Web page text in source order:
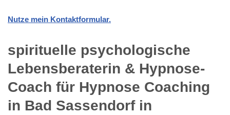
Nutze mein Kontaktformular.
spirituelle psychologische
Lebensberaterin & Hypnose-
Coach für Hypnose Coaching
in Bad Sassendorf in